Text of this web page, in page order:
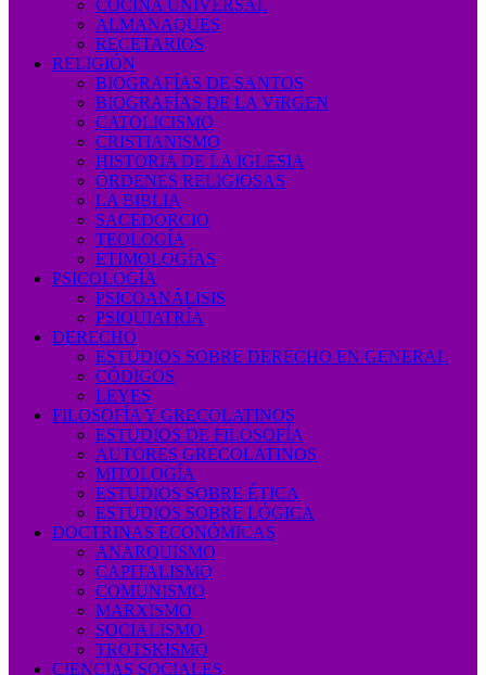
COCINA UNIVERSAL
ALMANAQUES
RECETARIOS
RELIGIÓN
BIOGRAFÍAS DE SANTOS
BIOGRAFÍAS DE LA VIRGEN
CATOLICISMO
CRISTIANISMO
HISTORIA DE LA IGLESIA
ÓRDENES RELIGIOSAS
LA BIBLIA
SACEDORCIO
TEOLOGÍA
ETIMOLOGÍAS
PSICOLOGÍA
PSICOANÁLISIS
PSIQUIATRÍA
DERECHO
ESTUDIOS SOBRE DERECHO EN GENERAL
CÓDIGOS
LEYES
FILOSOFÍA Y GRECOLATINOS
ESTUDIOS DE FILOSOFÍA
AUTORES GRECOLATINOS
MITOLOGÍA
ESTUDIOS SOBRE ÉTICA
ESTUDIOS SOBRE LÓGICA
DOCTRINAS ECONÓMICAS
ANARQUISMO
CAPITALISMO
COMUNISMO
MARXISMO
SOCIALISMO
TROTSKISMO
CIENCIAS SOCIALES